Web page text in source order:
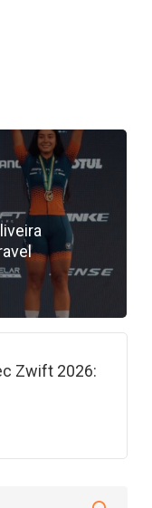
Zwift 2026: